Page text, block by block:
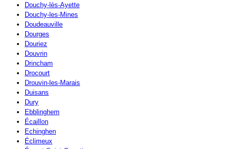
Douchy-lès-Ayette
Douchy-les-Mines
Doudeauville
Dourges
Douriez
Douvrin
Drincham
Drocourt
Drouvin-les-Marais
Duisans
Dury
Ebblinghem
Écaillon
Echinghen
Éclimeux